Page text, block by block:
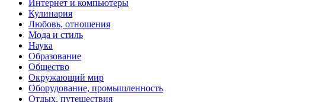
Интернет и компьютеры
Кулинария
Любовь, отношения
Мода и стиль
Наука
Образование
Общество
Окружающий мир
Оборудование, промышленность
Отдых, путешествия